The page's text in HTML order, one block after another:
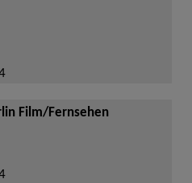
Film/Fernsehen